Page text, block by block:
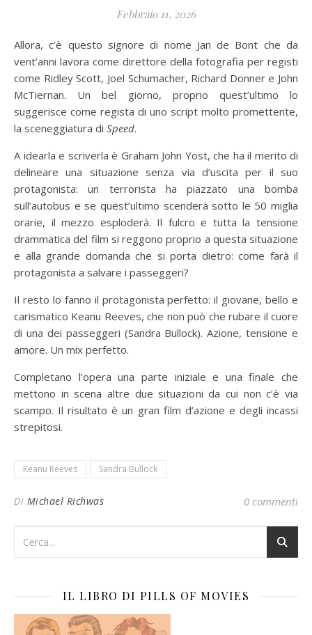
Febbraio 11, 2026
Allora, c’è questo signore di nome Jan de Bont che da
vent’anni lavora come direttore della fotografia per registi
come Ridley Scott, Joel Schumacher, Richard Donner e John
McTiernan. Un bel giorno, proprio quest’ultimo lo
suggerisce come regista di uno script molto promettente,
la sceneggiatura di Speed.
A idearla e scriverla è Graham John Yost, che ha il merito di
delineare una situazione senza via d’uscita per il suo
protagonista: un terrorista ha piazzato una bomba
sull’autobus e se quest’ultimo scenderà sotto le 50 miglia
orarie, il mezzo esploderà. Il fulcro e tutta la tensione
drammatica del film si reggono proprio a questa situazione
e alla grande domanda che si porta dietro: come farà il
protagonista a salvare i passeggeri?
Il resto lo fanno il protagonista perfetto: il giovane, bello e
carismatico Keanu Reeves, che non può che rubare il cuore
di una dei passeggeri (Sandra Bullock). Azione, tensione e
amore. Un mix perfetto.
Completano l’opera una parte iniziale e una finale che
mettono in scena altre due situazioni da cui non c’è via
scampo. Il risultato è un gran film d’azione e degli incassi
strepitosi.
Keanu Reeves Sandra Bullock
Di Michael Richwas 0 commenti
IL LIBRO DI PILLS OF MOVIES